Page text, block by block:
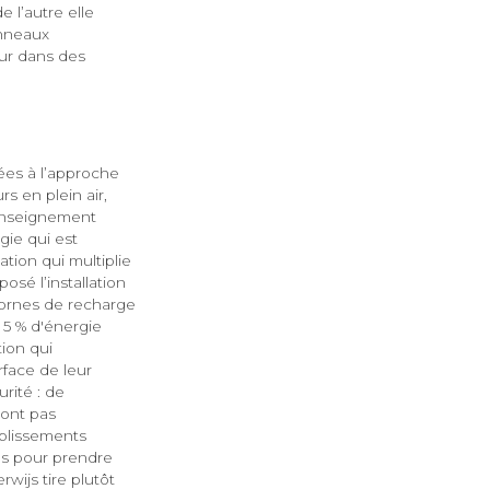
l’autre elle
dans des
à l’approche
en plein air,
qui est
qui multiplie
l’installation
de recharge
% d'énergie
qui
de leur
: de
pas
pour prendre
tire plutôt